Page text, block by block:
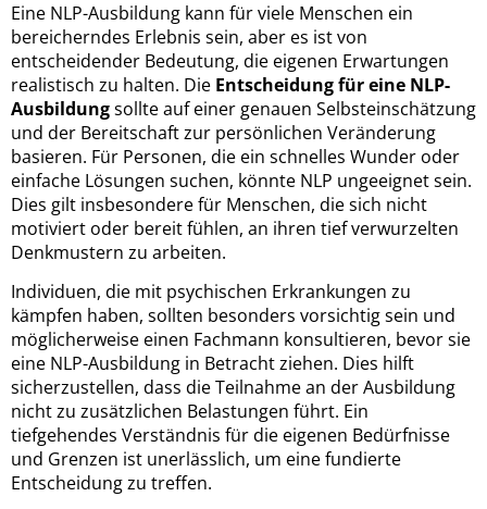
Eine NLP-Ausbildung kann für viele Menschen ein
bereicherndes Erlebnis sein, aber es ist von
entscheidender Bedeutung, die eigenen Erwartungen
realistisch zu halten. Die Entscheidung für eine NLP-
Ausbildungsollte auf einer genauen Selbsteinschätzung
und der Bereitschaft zur persönlichen Veränderung
basieren. Für Personen, die ein schnelles Wunder oder
einfache Lösungen suchen, könnte NLP ungeeignet sein.
Dies gilt insbesondere für Menschen, die sich nicht
motiviert oder bereit fühlen, an ihren tief verwurzelten
Denkmustern zu arbeiten.
Individuen, die mit psychischen Erkrankungen zu
kämpfen haben, sollten besonders vorsichtig sein und
möglicherweise einen Fachmann konsultieren, bevor sie
eine NLP-Ausbildung in Betracht ziehen. Dies hilft
sicherzustellen, dass die Teilnahme an der Ausbildung
nicht zu zusätzlichen Belastungen führt. Ein
tiefgehendes Verständnis für die eigenen Bedürfnisse
und Grenzen ist unerlässlich, um eine fundierte
Entscheidung zu treffen.